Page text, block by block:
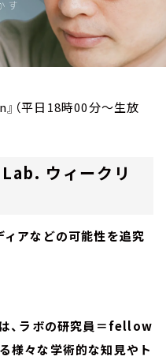
（平日18時00分～生放
ウィークリ
アなどの可能性を追究
、ラボの研究員＝fellow
様々な学術的な知見やト